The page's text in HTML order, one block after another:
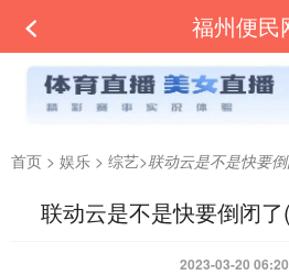
福州便民
首页 > 娱乐 > 综艺>联动云是不是快要
联动云是不是快要倒闭
2023-03-20